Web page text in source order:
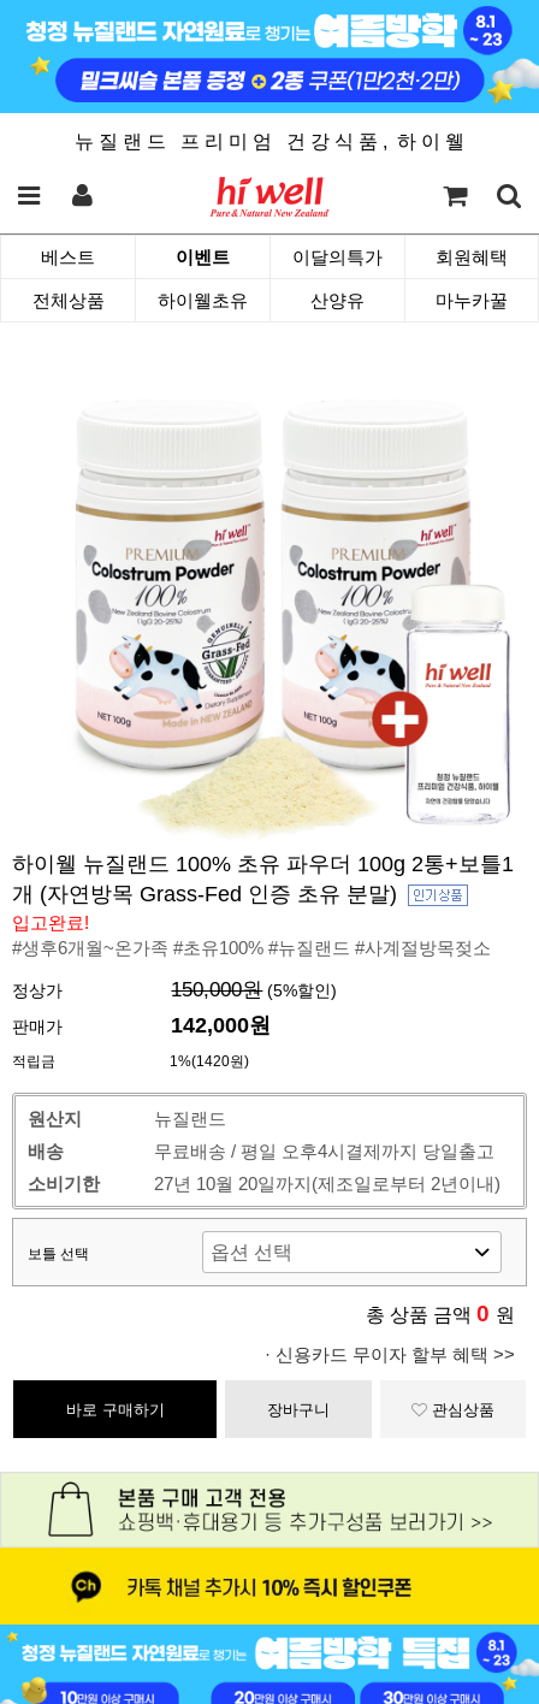
뉴 질 랜 드 프 리 미 엄 건 강 식 품 , 하 이 웰
베스트 이벤트 이달의특가 회원혜택
전체상품 하이웰초유 산양유 마누카꿀
하이웰 뉴질랜드 100% 초유 파우더 100g 2통+보틀1
개 (자연방목 Grass-Fed 인증 초유 분말)
입고완료!
#생후6개월~온가족 #초유100% #뉴질랜드 #사계절방목젖소
정상가 150,000원 (5%할인)
판매가
142,000원
적립금 1%(1420원)
원산지
뉴질랜드
배송
무료배송 / 평일 오후4시결제까지 당일출고
소비기한
27년 10월 20일까지(제조일로부터 2년이내)
보틀 선택
총 상품 금액 0 원
· 신용카드 무이자 할부 혜택 >>
바로 구매하기 장바구니 관심상품